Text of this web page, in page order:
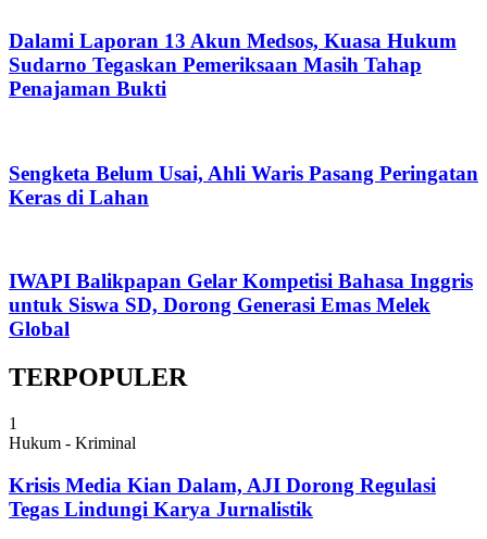
Dalami Laporan 13 Akun Medsos, Kuasa Hukum
Sudarno Tegaskan Pemeriksaan Masih Tahap
Penajaman Bukti
Sengketa Belum Usai, Ahli Waris Pasang Peringatan
Keras di Lahan
IWAPI Balikpapan Gelar Kompetisi Bahasa Inggris
untuk Siswa SD, Dorong Generasi Emas Melek
Global
TERPOPULER
1
Hukum - Kriminal
Krisis Media Kian Dalam, AJI Dorong Regulasi
Tegas Lindungi Karya Jurnalistik